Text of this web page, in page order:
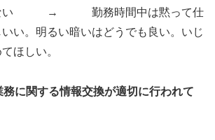
ない → 勤務時間中は黙って仕
い。明るい暗いはどうでも良い。いじ
ほしい。
務に関する情報交換が適切に行われて